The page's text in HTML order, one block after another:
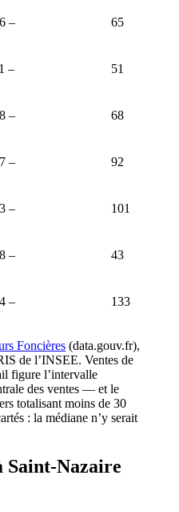
–
65
–
51
–
68
–
92
–
101
–
43
–
133
Foncières (data.gouv.fr),
de l’INSEE. Ventes de
figure l’intervalle
des ventes — et le
totalisant moins de 30
: la médiane n’y serait
Saint-Nazaire